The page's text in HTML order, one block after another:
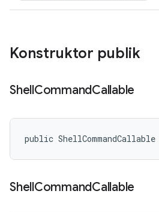
Konstruktor publik
ShellCommandCallable
public
ShellCommandCallable